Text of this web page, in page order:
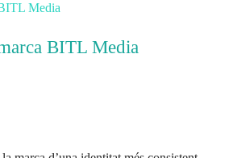
Media
BITL Media